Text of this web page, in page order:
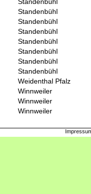
Standenbühl
Standenbühl
Standenbühl
Standenbühl
Standenbühl
Standenbühl
Standenbühl
Weidenthal Pfalz
Winnweiler
Winnweiler
Winnweiler